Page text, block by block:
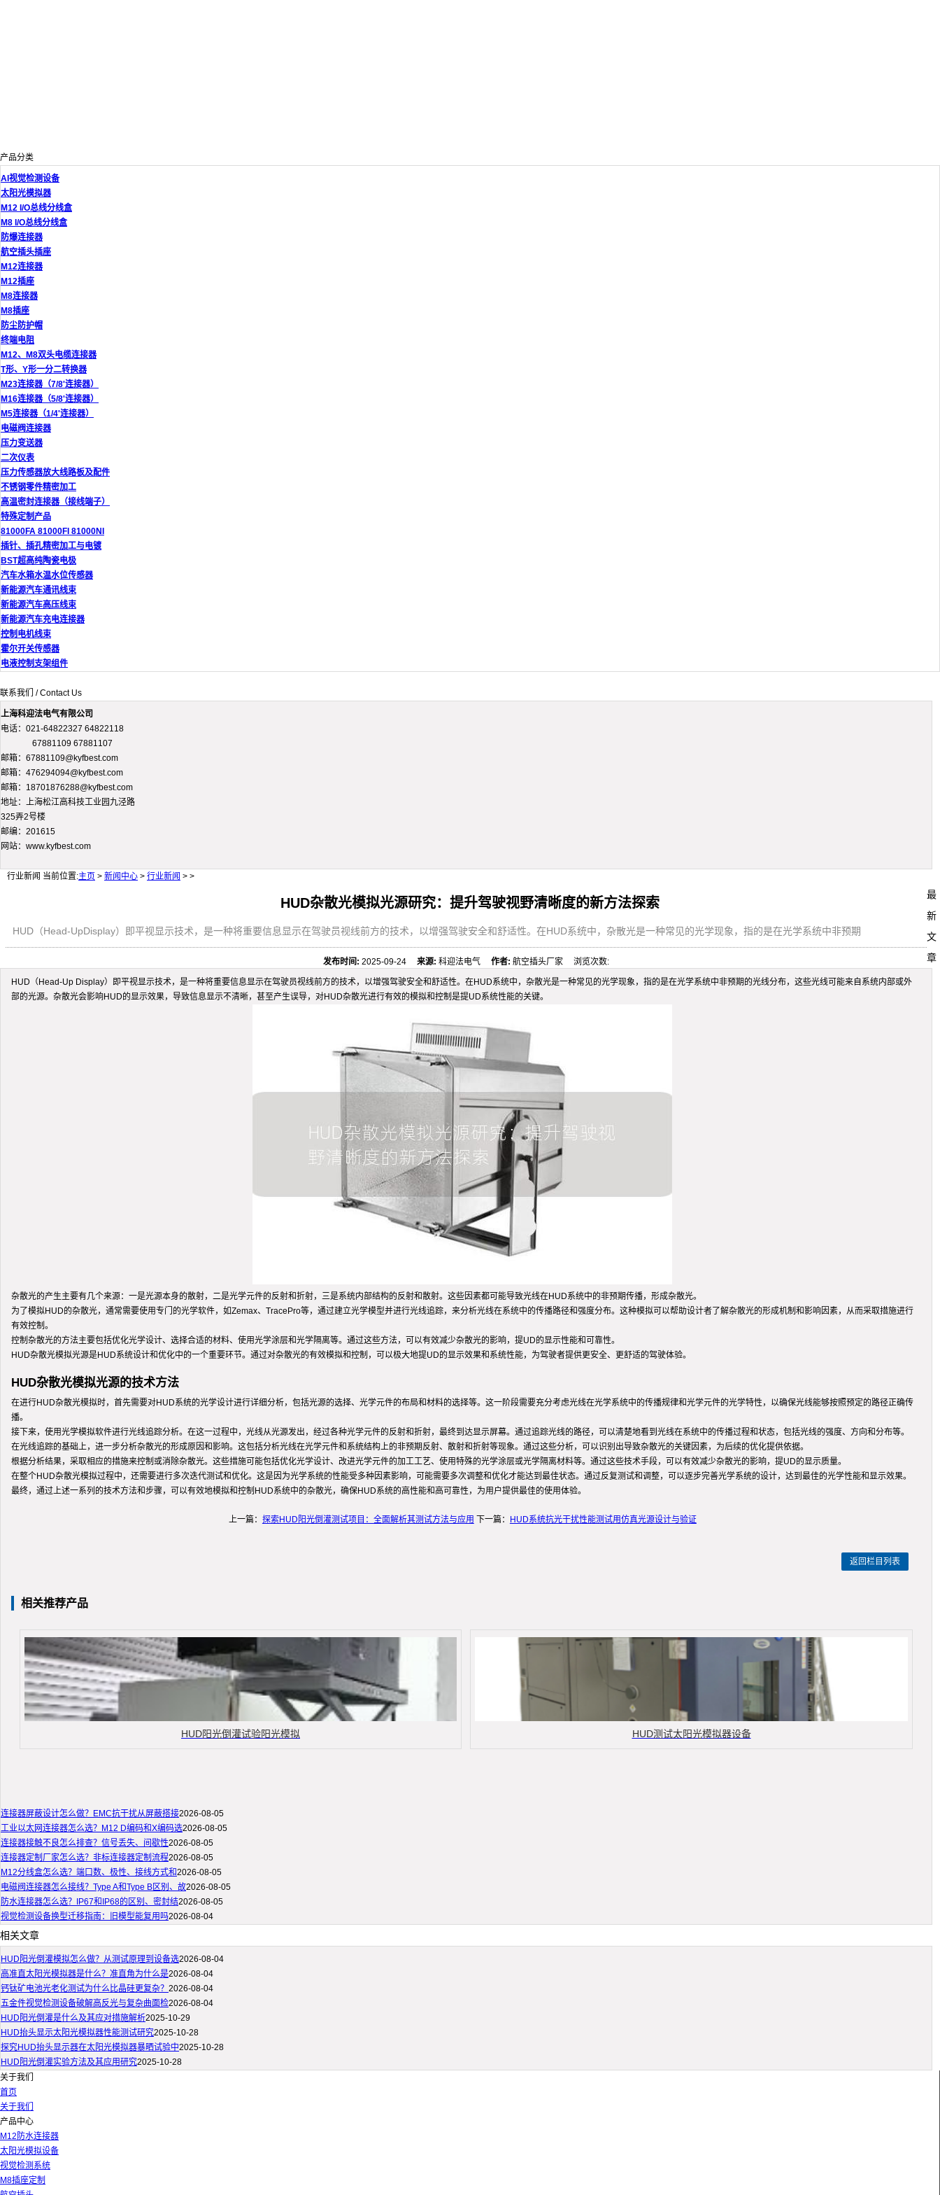
产品分类
AI视觉检测设备
太阳光模拟器
M12 I/O总线分线盒
M8 I/O总线分线盒
防爆连接器
航空插头插座
M12连接器
M12插座
M8连接器
M8插座
防尘防护帽
终端电阻
M12、M8双头电缆连接器
T形、Y形一分二转换器
M23连接器（7/8'连接器）
M16连接器（5/8'连接器）
M5连接器（1/4'连接器）
电磁阀连接器
压力变送器
二次仪表
压力传感器放大线路板及配件
不锈钢零件精密加工
高温密封连接器（接线端子）
特殊定制产品
81000FA 81000FI 81000NI
插针、插孔精密加工与电镀
BST超高纯陶瓷电极
汽车水箱水温水位传感器
新能源汽车通讯线束
新能源汽车高压线束
新能源汽车充电连接器
控制电机线束
霍尔开关传感器
电液控制支架组件
联系我们 / Contact Us
上海科迎法电气有限公司
电话：021-64822327 64822118
67881109 67881107
邮箱：67881109@kyfbest.com
邮箱：476294094@kyfbest.com
邮箱：18701876288@kyfbest.com
地址：上海松江高科技工业园九泾路
325弄2号楼
邮编：201615
网站：www.kyfbest.com
行业新闻 当前位置:主页 > 新闻中心 > 行业新闻 > >
HUD杂散光模拟光源研究：提升驾驶视野清晰度的新方法探索
HUD（Head-UpDisplay）即平视显示技术，是一种将重要信息显示在驾驶员视线前方的技术，以增强驾驶安全和舒适性。在HUD系统中，杂散光是一种常见的光学现象，指的是在光学系统中非预期
发布时间: 2025-09-24来源: 科迎法电气作者: 航空插头厂家 浏览次数:
HUD（Head-Up Display）即平视显示技术，是一种将重要信息显示在驾驶员视线前方的技术，以增强驾驶安全和舒适性。在HUD系统中，杂散光是一种常见的光学现象，指的是在光学系统中非预期的光线分布，这些光线可能来自系统内部或外
部的光源。杂散光会影响HUD的显示效果，导致信息显示不清晰，甚至产生误导，对HUD杂散光进行有效的模拟和控制是提UD系统性能的关键。
杂散光的产生主要有几个来源：一是光源本身的散射，二是光学元件的反射和折射，三是系统内部结构的反射和散射。这些因素都可能导致光线在HUD系统中的非预期传播，形成杂散光。
为了模拟HUD的杂散光，通常需要使用专门的光学软件，如Zemax、TracePro等，通过建立光学模型并进行光线追踪，来分析光线在系统中的传播路径和强度分布。这种模拟可以帮助设计者了解杂散光的形成机制和影响因素，从而采取措施进行
有效控制。
控制杂散光的方法主要包括优化光学设计、选择合适的材料、使用光学涂层和光学隔离等。通过这些方法，可以有效减少杂散光的影响，提UD的显示性能和可靠性。
HUD杂散光模拟光源是HUD系统设计和优化中的一个重要环节。通过对杂散光的有效模拟和控制，可以极大地提UD的显示效果和系统性能，为驾驶者提供更安全、更舒适的驾驶体验。
HUD杂散光模拟光源的技术方法
在进行HUD杂散光模拟时，首先需要对HUD系统的光学设计进行详细分析，包括光源的选择、光学元件的布局和材料的选择等。这一阶段需要充分考虑光线在光学系统中的传播规律和光学元件的光学特性，以确保光线能够按照预定的路径正确传
播。
接下来，使用光学模拟软件进行光线追踪分析。在这一过程中，光线从光源发出，经过各种光学元件的反射和折射，最终到达显示屏幕。通过追踪光线的路径，可以清楚地看到光线在系统中的传播过程和状态，包括光线的强度、方向和分布等。
在光线追踪的基础上，进一步分析杂散光的形成原因和影响。这包括分析光线在光学元件和系统结构上的非预期反射、散射和折射等现象。通过这些分析，可以识别出导致杂散光的关键因素，为后续的优化提供依据。
根据分析结果，采取相应的措施来控制或消除杂散光。这些措施可能包括优化光学设计、改进光学元件的加工工艺、使用特殊的光学涂层或光学隔离材料等。通过这些技术手段，可以有效减少杂散光的影响，提UD的显示质量。
在整个HUD杂散光模拟过程中，还需要进行多次迭代测试和优化。这是因为光学系统的性能受多种因素影响，可能需要多次调整和优化才能达到最佳状态。通过反复测试和调整，可以逐步完善光学系统的设计，达到最佳的光学性能和显示效果。
最终，通过上述一系列的技术方法和步骤，可以有效地模拟和控制HUD系统中的杂散光，确保HUD系统的高性能和高可靠性，为用户提供最佳的使用体验。
上一篇： 探索HUD阳光倒灌测试项目：全面解析其测试方法与应用 下一篇： HUD系统抗光干扰性能测试用仿真光源设计与验证
返回栏目列表
相关推荐产品
HUD阳光倒灌试验阳光模拟 HUD测试太阳光模拟器设备
最
新
文
章
连接器屏蔽设计怎么做？EMC抗干扰从屏蔽搭接2026-08-05
工业以太网连接器怎么选？M12 D编码和X编码选2026-08-05
连接器接触不良怎么排查？信号丢失、间歇性2026-08-05
连接器定制厂家怎么选？非标连接器定制流程2026-08-05
M12分线盒怎么选？端口数、极性、接线方式和2026-08-05
电磁阀连接器怎么接线？Type A和Type B区别、故2026-08-05
防水连接器怎么选？IP67和IP68的区别、密封结2026-08-05
视觉检测设备换型迁移指南：旧模型能复用吗2026-08-04
相关文章
HUD阳光倒灌模拟怎么做？从测试原理到设备选2026-08-04
高准直太阳光模拟器是什么？准直角为什么是2026-08-04
钙钛矿电池光老化测试为什么比晶硅更复杂？ 2026-08-04
五金件视觉检测设备破解高反光与复杂曲面检2026-08-04
HUD阳光倒灌是什么及其应对措施解析2025-10-29
HUD抬头显示太阳光模拟器性能测试研究2025-10-28
探究HUD抬头显示器在太阳光模拟器暴晒试验中2025-10-28
HUD阳光倒灌实验方法及其应用研究2025-10-28
关于我们
首页
关于我们
产品中心
M12防水连接器
太阳光模拟设备
视觉检测系统
M8插座定制